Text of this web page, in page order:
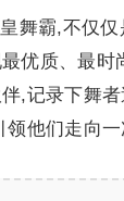
舞霸,不仅
优质、最时
,记录下舞
领他们走向一